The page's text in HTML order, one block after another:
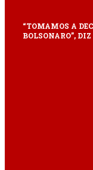
“TOMAMOS A
BOLSONARO”,